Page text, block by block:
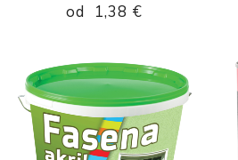
od 1,38 €